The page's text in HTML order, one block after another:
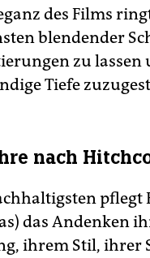
des Films
blendender
zu
Tiefe
nach
pflegt
das Andenken
ihrem Stil, ihrer